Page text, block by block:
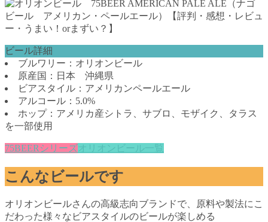
ビール詳細
ブルワリー：オリオンビール
原産国：日本 沖縄県
ビアスタイル：アメリカンペールエール
アルコール：5.0%
ホップ：アメリカ産シトラ、サブロ、モザイク、タラス
を一部使用
75BEERシリーズ オリオンビール一覧
こんなビールです
オリオンビールさんの高級志向ブランドで、原料や製法にこ
だわった様々なビアスタイルのビールが楽しめる